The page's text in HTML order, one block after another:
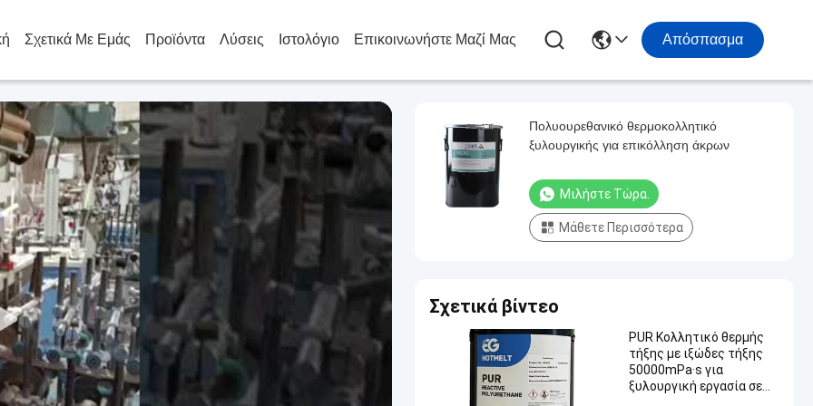
Σχετικά Με Εμάς Προϊόντα Λύσεις Ιστολόγιο Επικοινωνήστε Μαζί Μας Απόσπασμα
Πολυουρεθανικό θερμοκολλητικό
ξυλουργικής για επικόλληση άκρων
Μιλήστε Τώρα.
Μάθετε Περισσότερα
Σχετικά βίντεο
PUR Κολλητικό θερμής
τήξης με ιξώδες τήξης
50000mPa·s για
ξυλουργική εργασία σε